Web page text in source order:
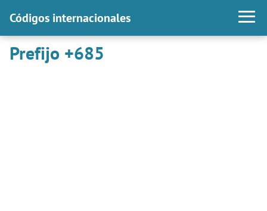
Códigos internacionales
Prefijo +685